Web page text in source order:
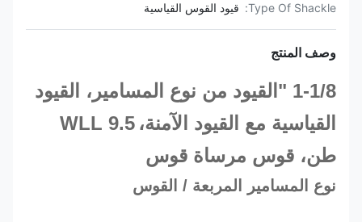
Type Of Shackle:
قيود القوس القياسية
وصف المنتج
1-1/8 "
القيود من نوع المسامير، القيود
القياسية مع القيود الآمنة،WLL 9.5
طن، قوس مرساة قوس
نوع المسامير المربعة / القوس